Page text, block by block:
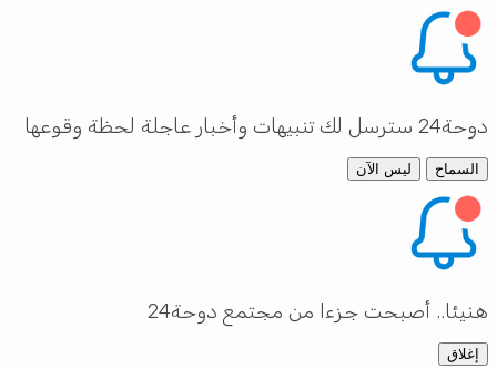
دوحة24 سترسل لك تنبيهات وأخبار عاجلة لحظة وقوعها
السماح ليس الآن
هنيئا.. أصبحت جزءا من مجتمع دوحة24
إغلاق